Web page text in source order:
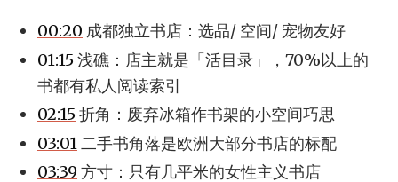
00:20 成都独立书店：选品/ 空间/ 宠物友好
01:15 浅礁：店主就是「活目录」，70%以上的
书都有私人阅读索引
02:15 折角：废弃冰箱作书架的小空间巧思
03:01二手书角落是欧洲大部分书店的标配
03:39 方寸：只有几平米的女性主义书店